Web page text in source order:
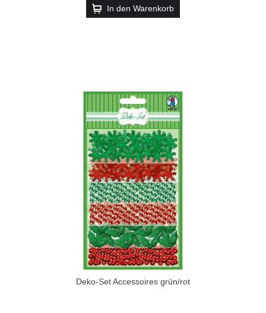
In den Warenkorb
Deko-Set Accessoires grün/rot